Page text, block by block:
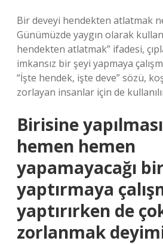
Bir deveyi hendekten atlatmak
Günümüzde yaygın olarak
hendekten atlatmak” ifadesi,
imkansız bir şeyi yapmaya
“İşte hendek, işte deve” sözü,
zorlayan insanlar için de
Birisine
hemen hemen
yapamayacağı
yaptırmaya
yaptırırken de
zorlanmak